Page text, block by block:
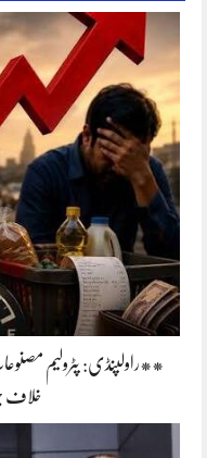
**راولپنڈی: پٹرولیم
خلاف